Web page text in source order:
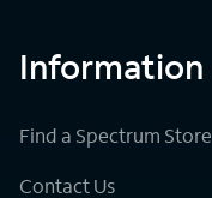
Information
Find a Spectrum Store
Contact Us